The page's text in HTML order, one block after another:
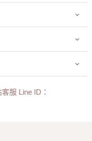
服 Line ID：